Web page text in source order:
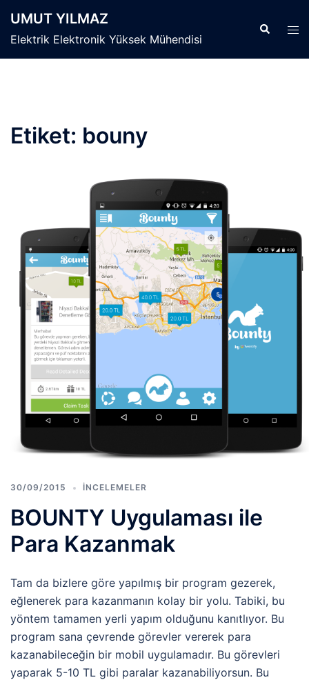
atlaUMUT YILMAZ
Elektrik Elektronik Yüksek Mühendisi
Search
Etiket: bouny
30/09/2015 İNCELEMELER
BOUNTY Uygulaması ile
Para Kazanmak
Tam da bizlere göre yapılmış bir program gezerek,
eğlenerek para kazanmanın kolay bir yolu. Tabiki, bu
yöntem tamamen yerli yapım olduğunu kanıtlıyor. Bu
program sana çevrende görevler vererek para
kazanabileceğin bir mobil uygulamadır. Bu görevleri
yaparak 5-10 TL gibi paralar kazanabiliyorsun. Bu